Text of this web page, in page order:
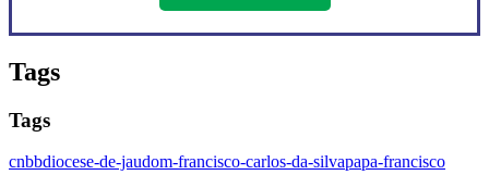
Tags
Tags
cnbbdiocese-de-jaudom-francisco-carlos-da-silvapapa-francisco